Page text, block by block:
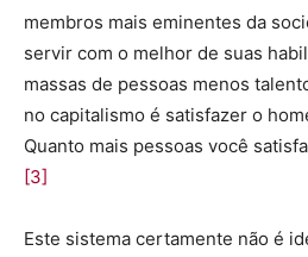
membros mais eminentes da
servir com o melhor de suas
massas de pessoas menos
no capitalismo é satisfazer o
Quanto mais pessoas você
[3]
Este sistema certamente não é